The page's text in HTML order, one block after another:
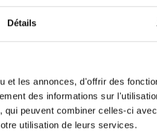
Détails
et les annonces, d'offrir des
des informations sur
peuvent combiner celles-ci
utilisation de leurs services.
Stockage de données:
Génération de CPU:
Système d'exploitation: